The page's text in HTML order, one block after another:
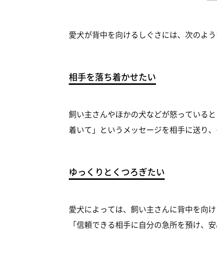
愛犬が背中を向けるしぐさには、次のよ
相手を落ち着かせたい
飼い主さんやほかの犬などが怒っている
着いて」というメッセージを相手に送り
ゆっくりとくつろぎたい
愛犬によっては、飼い主さんに背中を向
「信頼できる相手に自分の急所を預け、